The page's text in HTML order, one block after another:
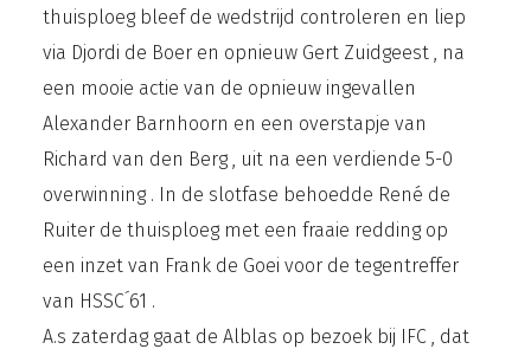
thuisploeg bleef de wedstrijd controleren en liep
via Djordi de Boer en opnieuw Gert Zuidgeest , na
een mooie actie van de opnieuw ingevallen
Alexander Barnhoorn en een overstapje van
Richard van den Berg , uit na een verdiende 5-0
overwinning . In de slotfase behoedde René de
Ruiter de thuisploeg met een fraaie redding op
een inzet van Frank de Goei voor de tegentreffer
van HSSC´61 .
A.s zaterdag gaat de Alblas op bezoek bij IFC , dat